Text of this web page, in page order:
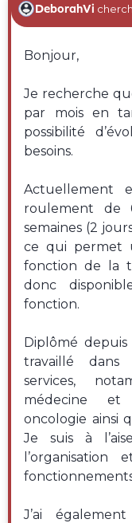
DeborahVi
Bonjour,
Je recherche
par mois en
possibilité
besoins.
Actuellement
roulement de
semaines (2
ce qui permet
fonction de la
donc
fonction.
Diplômé depuis
travaillé dans
services,
médecine et
oncologie ainsi
Je suis à
l’organisation
J’ai